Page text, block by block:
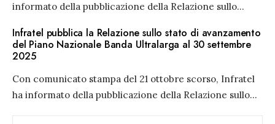
informato della pubblicazione della Relazione sullo...
Infratel pubblica la Relazione sullo stato di avanzamento
del Piano Nazionale Banda Ultralarga al 30 settembre
2025
Con comunicato stampa del 21 ottobre scorso, Infratel
ha informato della pubblicazione della Relazione sullo...